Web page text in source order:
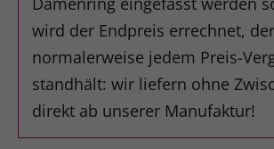
wird der Endpreis errechnet, der
normalerweise jedem Preis-
standhält: wir liefern ohne
direkt ab unserer Manufaktur!